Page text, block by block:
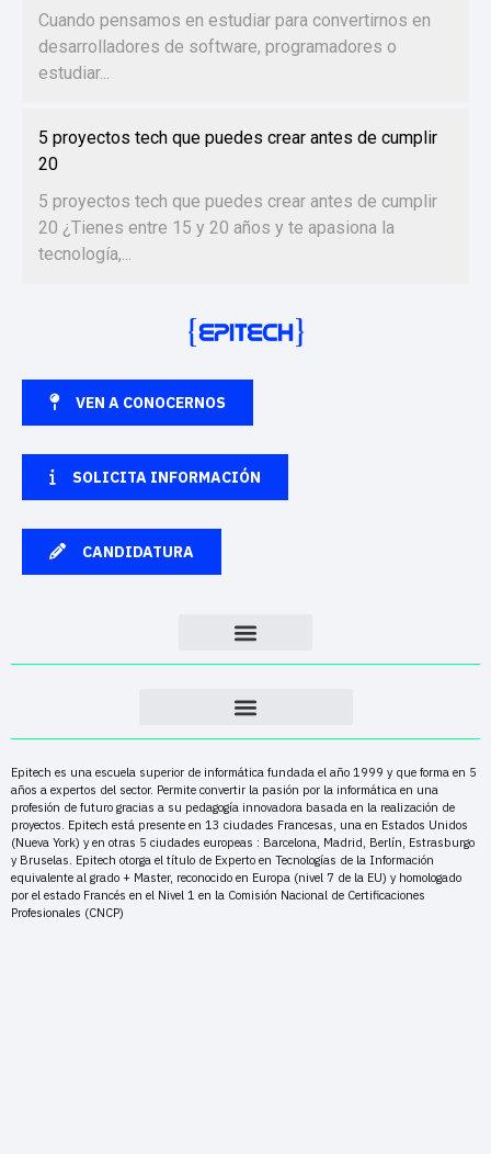
Cuando pensamos en estudiar para convertirnos en
desarrolladores de software, programadores o
estudiar...
5 proyectos tech que puedes crear antes de cumplir
20
5 proyectos tech que puedes crear antes de cumplir
20 ¿Tienes entre 15 y 20 años y te apasiona la
tecnología,...
VEN A CONOCERNOS
SOLICITA INFORMACIÓN
CANDIDATURA
Epitech es una escuela superior de informática fundada el año 1999 y que forma en 5
años a expertos del sector. Permite convertir la pasión por la informática en una
profesión de futuro gracias a su pedagogía innovadora basada en la realización de
proyectos. Epitech está presente en 13 ciudades Francesas, una en Estados Unidos
(Nueva York) y en otras 5 ciudades europeas : Barcelona, Madrid, Berlín, Estrasburgo
y Bruselas. Epitech otorga el título de Experto en Tecnologías de la Información
equivalente al grado + Master, reconocido en Europa (nivel 7 de la EU) y homologado
por el estado Francés en el Nivel 1 en la Comisión Nacional de Certificaciones
Profesionales (CNCP)